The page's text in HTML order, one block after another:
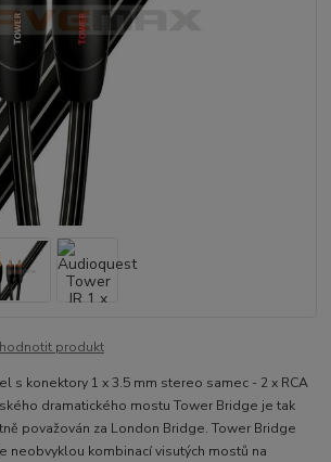
produkt
s konektory 1 x 3.5 mm stereo samec - 2 x RCA
dramatického mostu Tower Bridge je tak
považován za London Bridge. Tower Bridge
neobvyklou kombinací visutých mostů na